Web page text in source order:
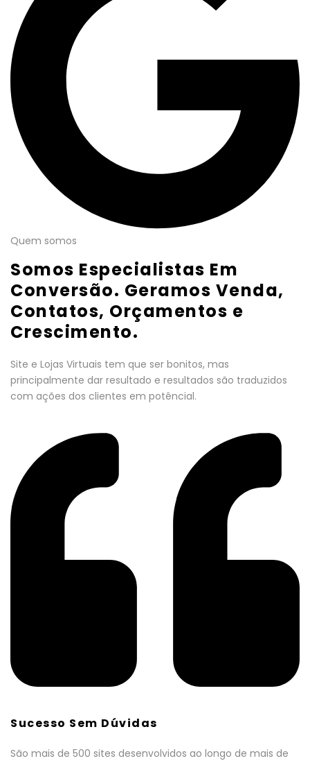
Quem somos
Somos Especialistas Em
Conversão. Geramos Venda,
Contatos, Orçamentos e
Crescimento.
Site e Lojas Virtuais tem que ser bonitos, mas
principalmente dar resultado e resultados são traduzidos
com ações dos clientes em potêncial.
Sucesso Sem Dúvidas
São mais de 500 sites desenvolvidos ao longo de mais de